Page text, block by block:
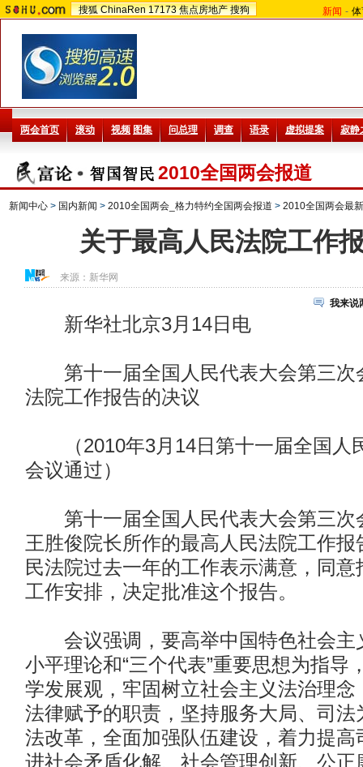
搜狐 ChinaRen 17173 焦点房地产 搜狗 新闻 -
2010全国两会报道
新闻中心 > 国内新闻 > 2010全国两会_格力特约全国两会报道 > 2010全国两会最
关于最高人民法院工作
来源： 新华网
我来说
新华社北京3月14日电
第十一届全国人民代表大会第三次
法院工作报告的决议
（2010年3月14日第十一届全国人
会议通过）
第十一届全国人民代表大会第三次
王胜俊院长所作的最高人民法院工作报
民法院过去一年的工作表示满意，同意
工作安排，决定批准这个报告。
会议强调，要高举中国特色社会主
小平理论和“三个代表”重要思想为指导
学发展观，牢固树立社会主义法治理念
法律赋予的职责，坚持服务大局、司法
法改革，全面加强队伍建设，着力提高
进社会矛盾化解、社会管理创新、公正